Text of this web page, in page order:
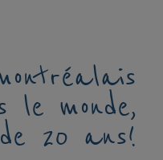
le monde,
20 ans!